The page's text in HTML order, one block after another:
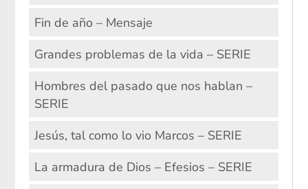
Fin de año – Mensaje
Grandes problemas de la vida – SERIE
Hombres del pasado que nos hablan –
SERIE
Jesús, tal como lo vio Marcos – SERIE
La armadura de Dios – Efesios – SERIE